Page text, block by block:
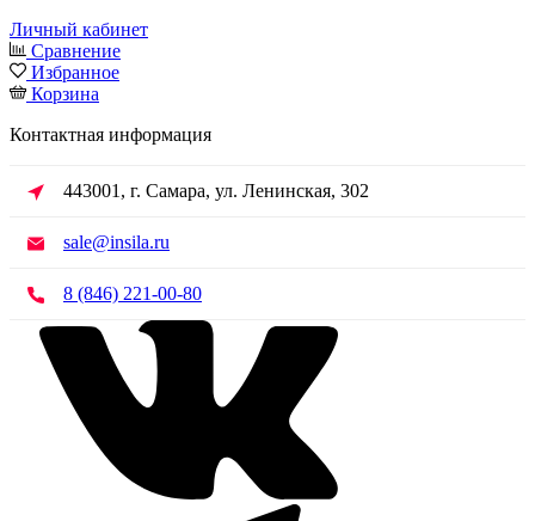
Личный кабинет
Сравнение
Избранное
Корзина
Контактная информация
443001, г. Самара, ул. Ленинская, 302
sale@insila.ru
8 (846) 221-00-80